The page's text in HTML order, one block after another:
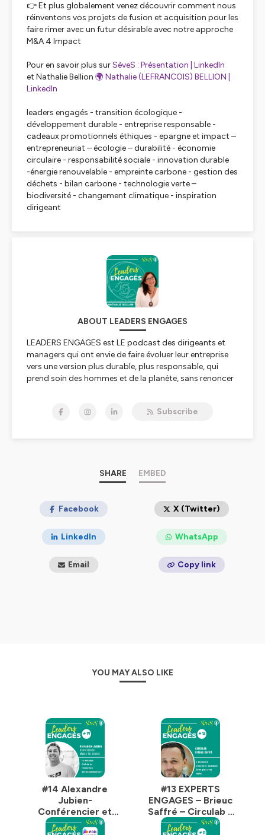
👉 Et plus globalement venez découvrir comment nous
réinventons vos projets de fusion et acquisition pour les
faire rimer avec un futur désirable avec notre approche
M&A 4 Impact
Pour en savoir plus surSèveS : Présentation | LinkedIn
et Nathalie Bellion 🌍 Nathalie (LEFRANCOIS) BELLION |
LinkedIn
leaders engagés - transition écologique -
développement durable - entreprise responsable -
cadeaux promotionnels éthiques - epargne et impact –
entrepreneuriat – écologie – durabilité - économie
circulaire - responsabilité sociale - innovation durable
-énergie renouvelable - empreinte carbone - gestion des
déchets - bilan carbone - technologie verte –
biodiversité - changement climatique - inspiration
dirigeant
ABOUT LEADERS ENGAGES
LEADERS ENGAGES est LE podcast des dirigeants et
managers qui ont envie de faire évoluer leur entreprise
vers une version plus durable, plus responsable, qui
prend soin des hommes et de la planète, sans renoncer
LEADERS ENGAGES vous permet de prendre un café en
environnementaux et sociétaux.
fondateurs des sociétés à impact positif les plus
traditionnelles qui ont décidé d’en changer le moteur
pour la rendre plus responsable. Vous allez découvrir la
femme et l’homme qui se cachent derrière ces
dirigeants audacieux, le moment clef qui leur a fait
par Nathalie Bellion.
Hébergé par Ausha. Visitez
ausha.co/politique-de-
confidentialitepour plus d'informations.
Subscribe
SHARE EMBED
Facebook X (Twitter)
LinkedIn WhatsApp
Email Copy link
YOU MAY ALSO LIKE
#14 Alexandre
Jubien-
Conférencier et
Music for planet- La
#13 EXPERTS
ENGAGES – Brieuc
Saffré – Circulab –
Faire mieux avec